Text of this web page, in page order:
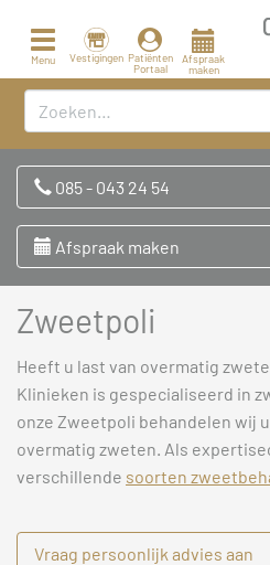
Toggle
navigation
Menu Vestigingen Patiënten
Portaal
Afspraak
maken
085 - 043 24 54
Afspraak maken
Zweetpoli
Heeft u last van overmatig
Klinieken is gespecialiseerd in
onze Zweetpoli behandelen wij
overmatig zweten. Als
verschillende soorten
Vraag persoonlijk advies aan